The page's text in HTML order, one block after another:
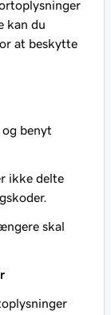
kan du
at beskytte
benyt
ikke delte
skal